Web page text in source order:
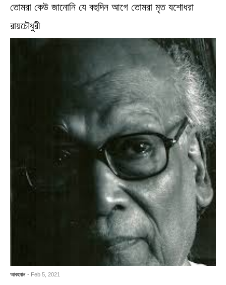
তোমরা কেউ জানোনি যে বহুদিন আগে তোমরা মৃত যশোধরা
রায়চৌধুরী
আবহমান - Feb 5, 2021